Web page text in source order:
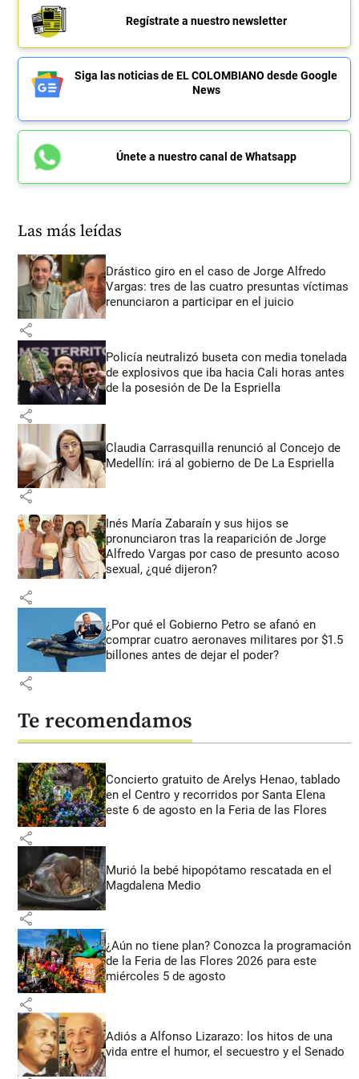
Regístrate a nuestro newsletter
Siga las noticias de EL COLOMBIANO desde Google
News
Únete a nuestro canal de Whatsapp
Las más leídas
Drástico giro en el caso de Jorge Alfredo
Vargas: tres de las cuatro presuntas víctimas
renunciaron a participar en el juicio
share
Policía neutralizó buseta con media tonelada
de explosivos que iba hacia Cali horas antes
de la posesión de De la Espriella
share
Claudia Carrasquilla renunció al Concejo de
Medellín: irá al gobierno de De La Espriella
share
Inés María Zabaraín y sus hijos se
pronunciaron tras la reaparición de Jorge
Alfredo Vargas por caso de presunto acoso
sexual, ¿qué dijeron?
share
¿Por qué el Gobierno Petro se afanó en
comprar cuatro aeronaves militares por $1.5
billones antes de dejar el poder?
share
Te recomendamos
Concierto gratuito de Arelys Henao, tablado
en el Centro y recorridos por Santa Elena
este 6 de agosto en la Feria de las Flores
share
Murió la bebé hipopótamo rescatada en el
Magdalena Medio
share
¿Aún no tiene plan? Conozca la programación
de la Feria de las Flores 2026 para este
miércoles 5 de agosto
share
Adiós a Alfonso Lizarazo: los hitos de una
vida entre el humor, el secuestro y el Senado